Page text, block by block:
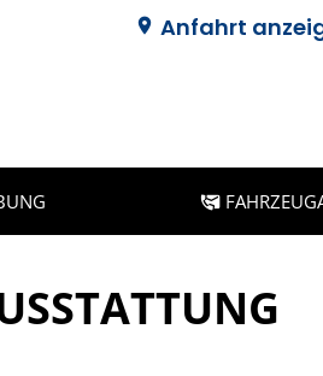
Anfahrt